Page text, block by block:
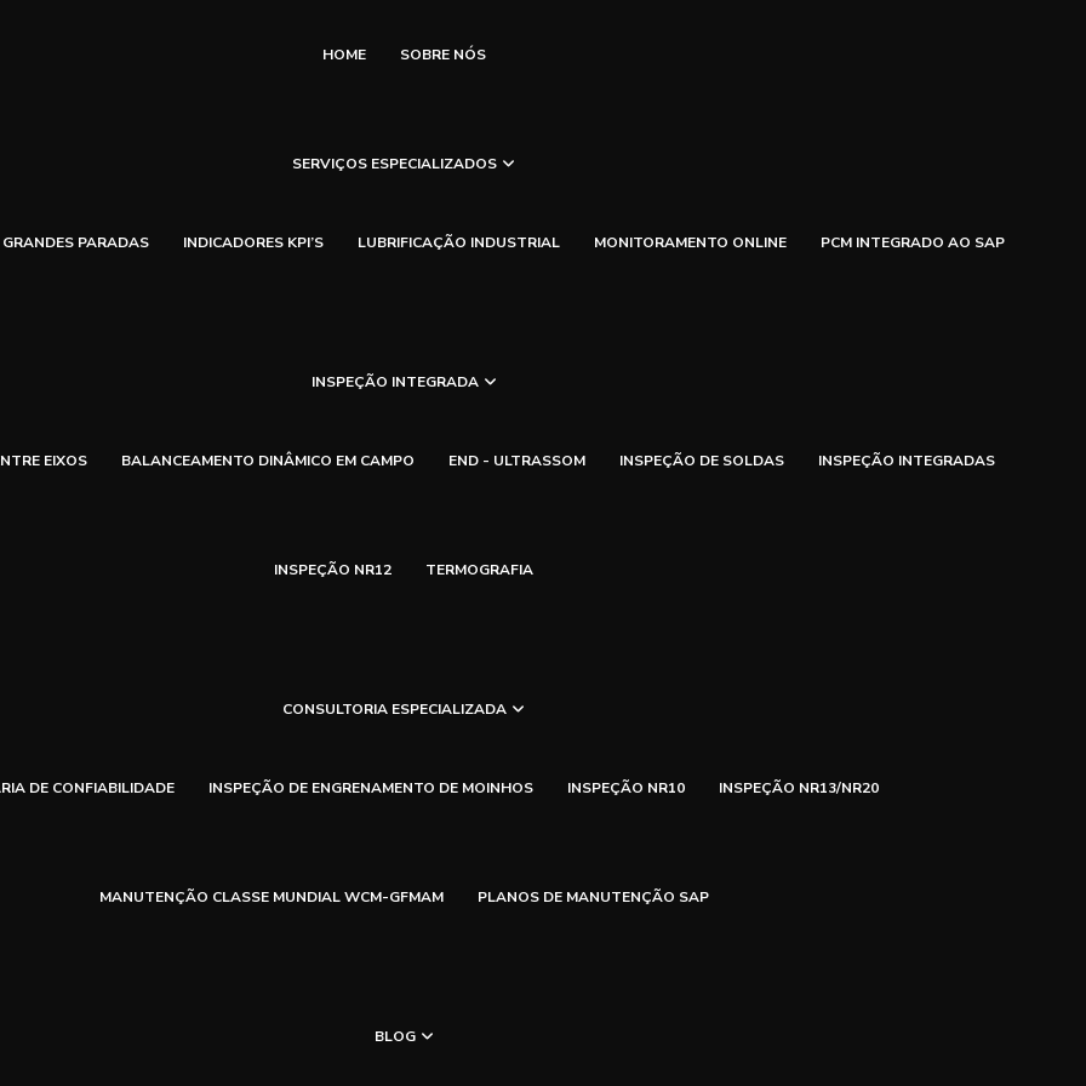
HOME SOBRE NÓS
SERVIÇOS ESPECIALIZADOS
GRANDES PARADAS INDICADORES KPI’S LUBRIFICAÇÃO INDUSTRIAL MONITORAMENTO ONLINE PCM INTEGRADO AO SAP
INSPEÇÃO INTEGRADA
EIXOS BALANCEAMENTO DINÂMICO EM CAMPO END - ULTRASSOM INSPEÇÃO DE SOLDAS INSPEÇÃO INTEGRADAS
INSPEÇÃO NR12 TERMOGRAFIA
CONSULTORIA ESPECIALIZADA
DE CONFIABILIDADE INSPEÇÃO DE ENGRENAMENTO DE MOINHOS INSPEÇÃO NR10 INSPEÇÃO NR13/NR20
MANUTENÇÃO CLASSE MUNDIAL WCM-GFMAM PLANOS DE MANUTENÇÃO SAP
BLOG